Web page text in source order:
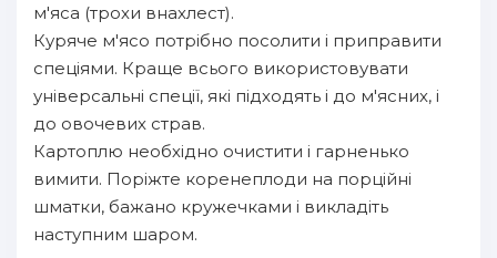
м'яса (трохи внахлест).
Куряче м'ясо потрібно посолити і приправити
спеціями. Краще всього використовувати
універсальні спеції, які підходять і до м'ясних, і
до овочевих страв.
Картоплю необхідно очистити і гарненько
вимити. Поріжте коренеплоди на порційні
шматки, бажано кружечками і викладіть
наступним шаром.